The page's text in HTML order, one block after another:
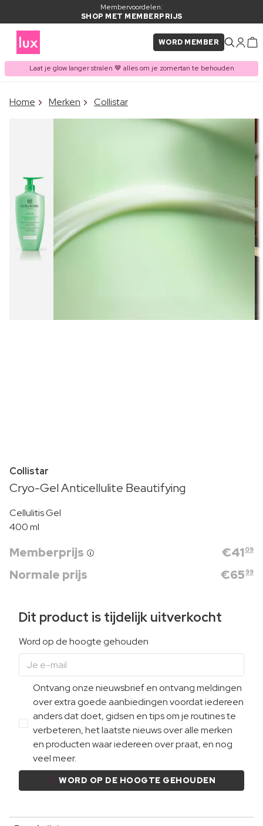
Membervoordelen:
SHOP MET MEMBERPRIJS
WORD MEMBER
Laat je glow langer stralen 🤎 alles om je zomertan te behouden
ITEM TOEGEVOEGD AAN
WINKELMAND
Home Merken Collistar
Collistar
Cryo-Gel Anticellulite Beautifying
Cellulitis Gel
400 ml
Memberprijs €41 09
Normale prijs €65 99
Dit product is tijdelijk uitverkocht
Word op de hoogte gehouden
Ontvang onze nieuwsbrief en ontvang meldingen
over extra goede aanbiedingen voordat iedereen
anders dat doet, gidsen en tips om je routines te
verbeteren, het laatste nieuws over alle merken
en producten waar iedereen over praat, en nog
veel meer.
WORD OP DE HOOGTE GEHOUDEN